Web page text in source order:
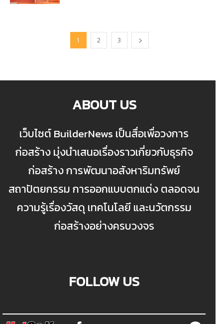
1 2 3
ABOUT US
เว็บไซต์ BuilderNews เป็นสื่อเพื่อวงการ
ก่อสร้าง มุ่งนำเสนอเรื่องราวเกี่ยวกับธุรกิจ
ก่อสร้าง การพัฒนาอสังหาริมทรัพย์
สถาปัตยกรรม การออกแบบตกแต่ง ตลอดจน
ความรู้เรื่องวัสดุ เทคโนโลยี และนวัตกรรม
ก่อสร้างอย่างครบวงจร
FOLLOW US